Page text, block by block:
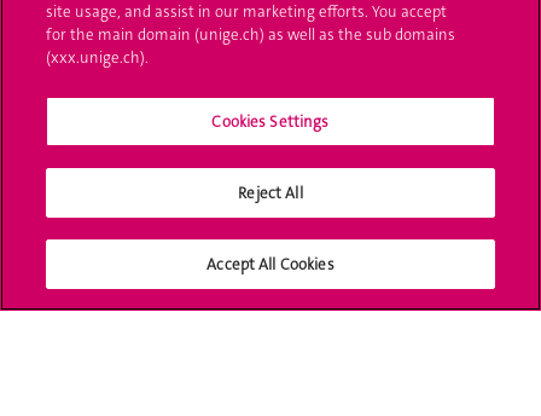
Médias
Offres d'emploi
Calendrier académique
Médias sociaux UNIGE
site usage, and assist in our marketing efforts. You accept
for the main domain (unige.ch) as well as the sub domains
(xxx.unige.ch).
Cookies Settings
Reject All
Accept All Cookies